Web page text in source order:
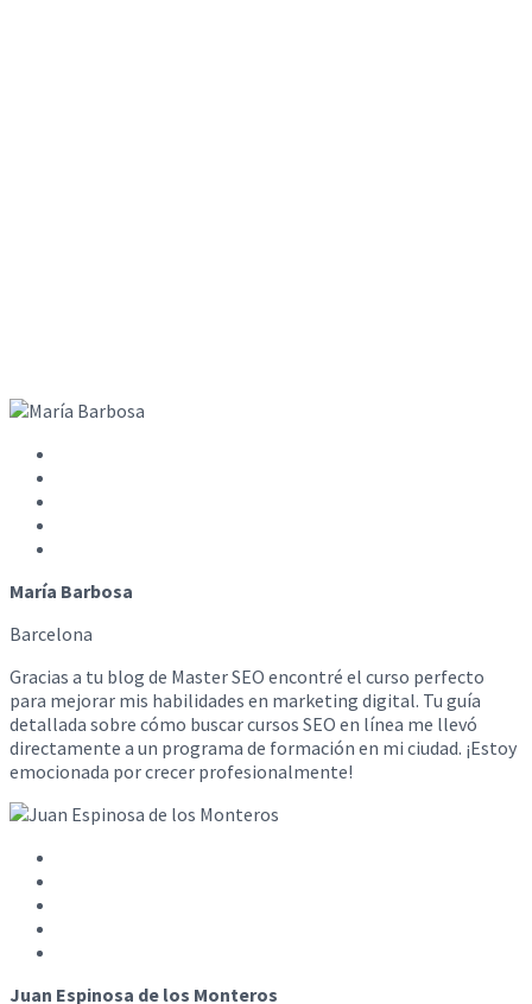
María Barbosa
Barcelona
Gracias a tu blog de Master SEO encontré el curso perfecto
para mejorar mis habilidades en marketing digital. Tu guía
detallada sobre cómo buscar cursos SEO en línea me llevó
directamente a un programa de formación en mi ciudad. ¡Estoy
emocionada por crecer profesionalmente!
Juan Espinosa de los Monteros